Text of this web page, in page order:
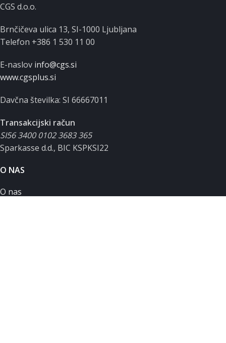
CGS d.o.o.
Brnčičeva ulica 13, SI-1000 Ljubljana
Telefon +386 1 530 11 00
E-naslov info@cgs.si
www.cgsplus.si
Davčna številka: SI 66667011
Transakcijski račun
SI56 3400 0102 3683 365
Sparkasse d.d., BIC KSPKSI22
O NAS
O nas